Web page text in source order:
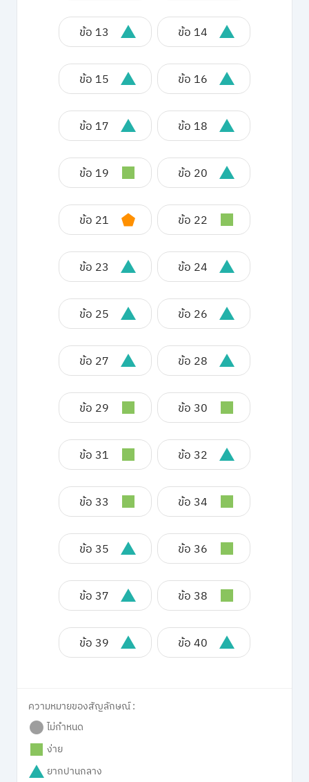
ข้อ 13 ข้อ 14
ข้อ 15 ข้อ 16
ข้อ 17 ข้อ 18
ข้อ 19 ข้อ 20
ข้อ 21 ข้อ 22
ข้อ 23 ข้อ 24
ข้อ 25 ข้อ 26
ข้อ 27 ข้อ 28
ข้อ 29 ข้อ 30
ข้อ 31 ข้อ 32
ข้อ 33 ข้อ 34
ข้อ 35 ข้อ 36
ข้อ 37 ข้อ 38
ข้อ 39 ข้อ 40
ความหมายของสัญลักษณ์ :
ไม่กำหนด
ง่าย
ยากปานกลาง